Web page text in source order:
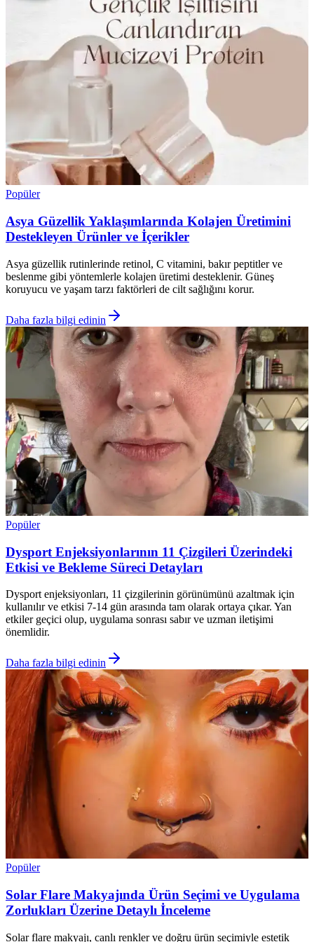
Popüler
Asya Güzellik Yaklaşımlarında Kolajen Üretimini
Destekleyen Ürünler ve İçerikler
Asya güzellik rutinlerinde retinol, C vitamini, bakır peptitler ve
beslenme gibi yöntemlerle kolajen üretimi desteklenir. Güneş
koruyucu ve yaşam tarzı faktörleri de cilt sağlığını korur.
Daha fazla bilgi edinin
Popüler
Dysport Enjeksiyonlarının 11 Çizgileri Üzerindeki
Etkisi ve Bekleme Süreci Detayları
Dysport enjeksiyonları, 11 çizgilerinin görünümünü azaltmak için
kullanılır ve etkisi 7-14 gün arasında tam olarak ortaya çıkar. Yan
etkiler geçici olup, uygulama sonrası sabır ve uzman iletişimi
önemlidir.
Daha fazla bilgi edinin
Popüler
Solar Flare Makyajında Ürün Seçimi ve Uygulama
Zorlukları Üzerine Detaylı İnceleme
Solar flare makyajı, canlı renkler ve doğru ürün seçimiyle estetik